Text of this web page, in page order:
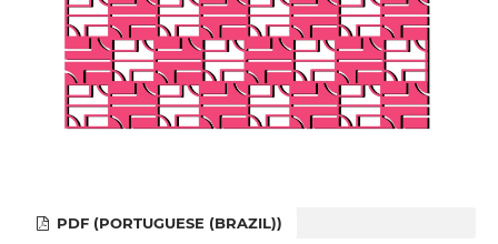
PDF (PORTUGUESE (BRAZIL))